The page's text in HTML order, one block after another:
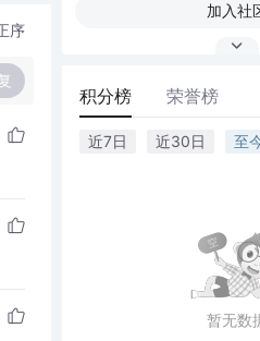
序
加入社
积分榜 荣誉榜
近7日 近30日 至
暂无数